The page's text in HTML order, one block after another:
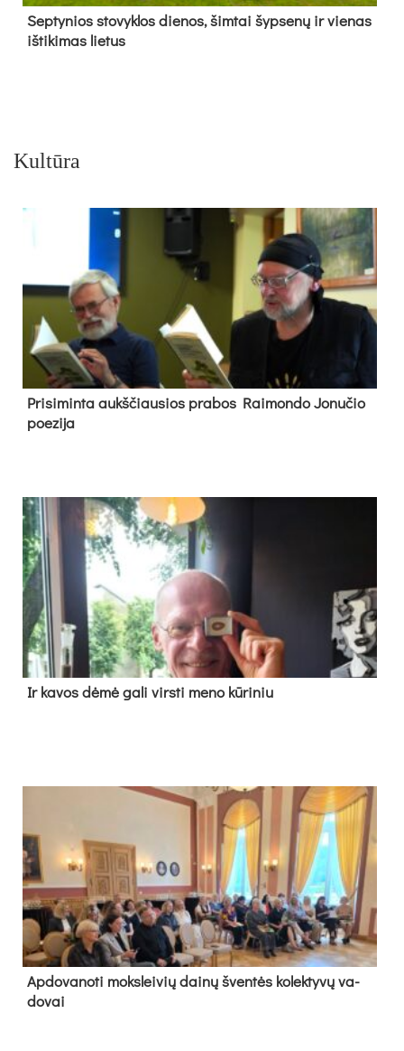
Sep­ty­nios sto­vyk­los die­nos, šim­tai šyp­se­nų ir vie­nas
iš­ti­ki­mas lie­tus
Kultūra
Pri­si­min­ta aukš­čiau­sios pra­bos Rai­mon­do Jo­nu­čio
poe­zi­ja
Ir ka­vos dė­mė ga­li virs­ti me­no kū­ri­niu
Ap­do­va­no­ti moks­lei­vių dai­nų šven­tės ko­lek­ty­vų va­
do­vai